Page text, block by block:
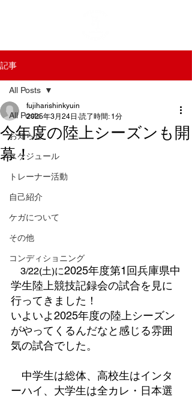
記事
All Posts
お知らせ
スケジュール
トレーナー活動
自己紹介
ケガについて
その他
コンディショニング
All Posts
今年度の陸上シーズンも開
幕！
fujiharishinkyuin
2025年3月24日 読了時間: 1分
3/22(土)に2025年度第1回兵庫県中
学生陸上競技記録会の試合を見に
行ってきました！
いよいよ2025年度の陸上シーズン
がやってくるんだなと感じる雰囲
気の試合でした。
中学生は総体、高校生はインタ
ーハイ、大学生は全カレ・日本選